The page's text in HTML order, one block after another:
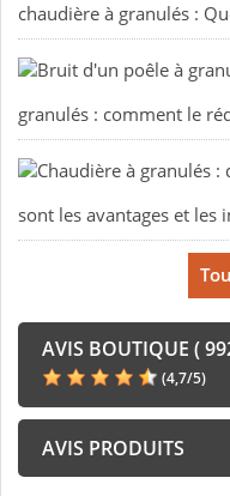
chaudière à granulés :
granulés : comment le
sont les avantages et les
AVIS BOUTIQUE (
(4,7/5)
AVIS PRODUITS